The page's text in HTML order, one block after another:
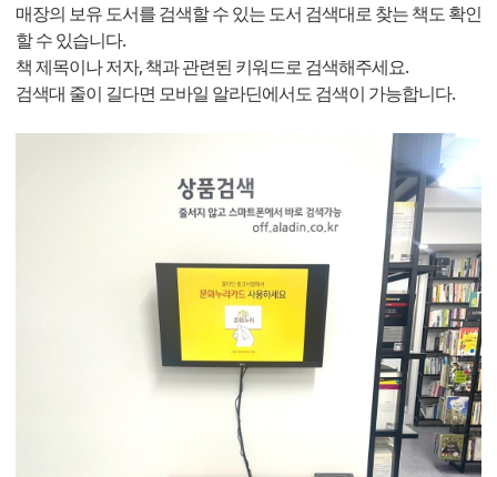
매장의 보유 도서를 검색할 수 있는 도서 검색대로 찾는 책도 확인
할 수 있습니다.
책 제목이나 저자, 책과 관련된 키워드로 검색해주세요.
검색대 줄이 길다면 모바일 알라딘에서도 검색이 가능합니다.